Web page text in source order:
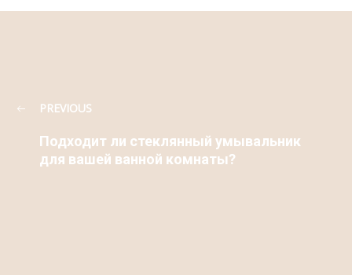
PREVIOUS
Подходит ли стеклянный умывальник
для вашей ванной комнаты?